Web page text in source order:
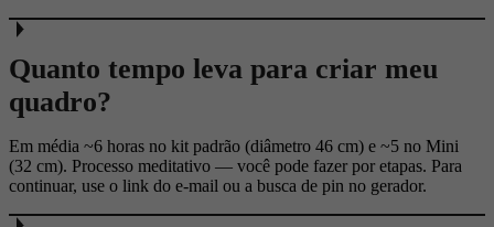
Quanto tempo leva para criar meu
quadro?
Em média ~6 horas no kit padrão (diâmetro 46 cm) e ~5 no Mini
(32 cm). Processo meditativo — você pode fazer por etapas. Para
continuar, use o link do e-mail ou a busca de pin no gerador.